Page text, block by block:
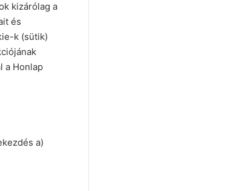
kizárólag a
és
k (sütik)
a Honlap
a)